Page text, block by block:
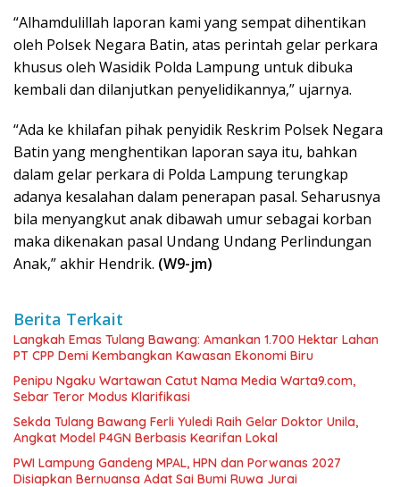
“Alhamdulillah laporan kami yang sempat dihentikan
oleh Polsek Negara Batin, atas perintah gelar perkara
khusus oleh Wasidik Polda Lampung untuk dibuka
kembali dan dilanjutkan penyelidikannya,” ujarnya.
“Ada ke khilafan pihak penyidik Reskrim Polsek Negara
Batin yang menghentikan laporan saya itu, bahkan
dalam gelar perkara di Polda Lampung terungkap
adanya kesalahan dalam penerapan pasal. Seharusnya
bila menyangkut anak dibawah umur sebagai korban
maka dikenakan pasal Undang Undang Perlindungan
Anak,” akhir Hendrik. (W9-jm)
Berita Terkait
Langkah Emas Tulang Bawang: Amankan 1.700 Hektar Lahan
PT CPP Demi Kembangkan Kawasan Ekonomi Biru
Penipu Ngaku Wartawan Catut Nama Media Warta9.com,
Sebar Teror Modus Klarifikasi
Sekda Tulang Bawang Ferli Yuledi Raih Gelar Doktor Unila,
Angkat Model P4GN Berbasis Kearifan Lokal
PWI Lampung Gandeng MPAL, HPN dan Porwanas 2027
Disiapkan Bernuansa Adat Sai Bumi Ruwa Jurai